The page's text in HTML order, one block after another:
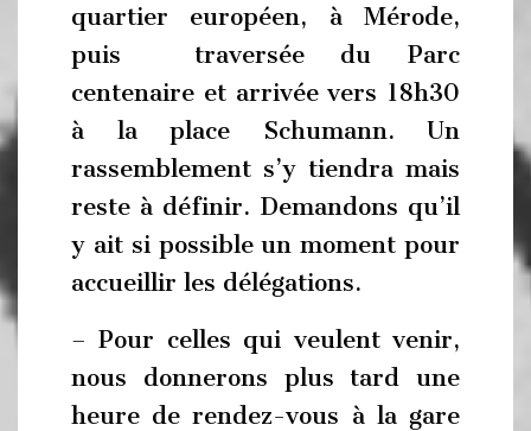
quartier européen, à Mérode,
puis traversée du Parc
centenaire et arrivée vers 18h30
à la place Schumann. Un
rassemblement s’y tiendra mais
reste à définir. Demandons qu’il
y ait si possible un moment pour
accueillir les délégations.
– Pour celles qui veulent venir,
nous donnerons plus tard une
heure de rendez-vous à la gare